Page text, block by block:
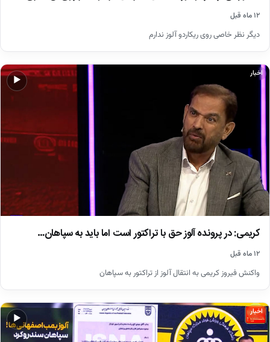
۱۲ ماه قبل
دیگر نظر خاصی روی ریکاردو آلوز ندارم
▶
اخبار
کریمی: در پرونده آلوز حق با تراکتور است اما باید به سپاهان…
۱۲ ماه قبل
واکنش فیروز کریمی به انتقال آلوز از تراکتور به سپاهان
▶
اخبار